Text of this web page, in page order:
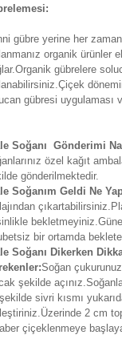
gübre yerine her
organik ürünler
gübrelere
gübresi uygulaması
Soğanı Gönderimi
özel kağıt
gönderilmektedir.
Soğanım Geldi Ne
bir ortamda
Soğanı Dikerken
Soğan
şekilde
sivri kısmı
2 cm
çiçeklenmeye